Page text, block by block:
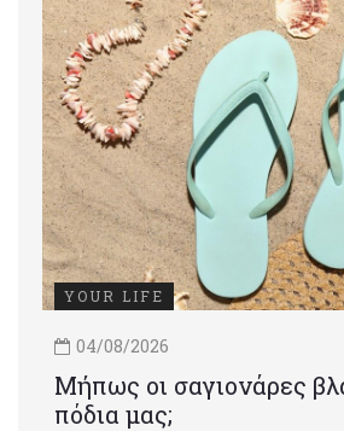
YOUR LIFE
04/08/2026
Μήπως οι σαγιονάρες
πόδια μας;